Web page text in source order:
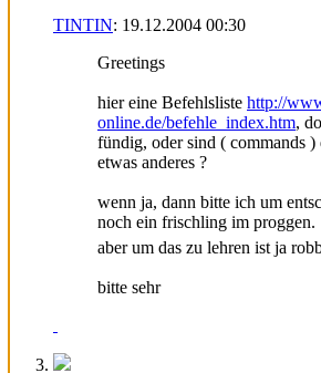
TINTIN: 19.12.2004 00:30
Greetings
hier eine Befehlsliste http://
online.de/befehle_index.htm,
fündig, oder sind ( commands
etwas anderes ?
wenn ja, dann bitte ich um
noch ein frischling im proggen.
aber um das zu lehren ist ja
bitte sehr